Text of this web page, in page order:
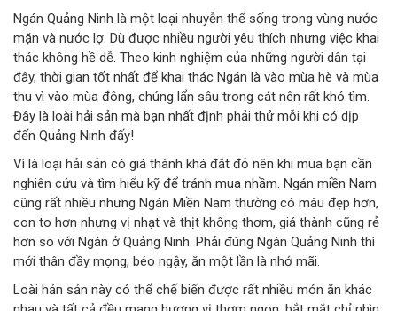
Ngán Quảng Ninh là một loại nhuyễn thể sống trong vùng nước
mặn và nước lợ. Dù được nhiều người yêu thích nhưng việc khai
thác không hề dễ. Theo kinh nghiệm của những người dân tại
đây, thời gian tốt nhất để khai thác Ngán là vào mùa hè và mùa
thu vì vào mùa đông, chúng lẩn sâu trong cát nên rất khó tìm.
Đây là loài hải sản mà bạn nhất định phải thử mỗi khi có dịp
đến Quảng Ninh đấy!
Vì là loại hải sản có giá thành khá đắt đỏ nên khi mua bạn cần
nghiên cứu và tìm hiểu kỹ để tránh mua nhầm. Ngán miền Nam
cũng rất nhiều nhưng Ngán Miền Nam thường có màu đẹp hơn,
con to hơn nhưng vị nhạt và thịt không thơm, giá thành cũng rẻ
hơn so với Ngán ở Quảng Ninh. Phải đúng Ngán Quảng Ninh thì
mới thân đầy mọng, béo ngậy, ăn một lần là nhớ mãi.
Loài hản sản này có thể chế biến được rất nhiều món ăn khác